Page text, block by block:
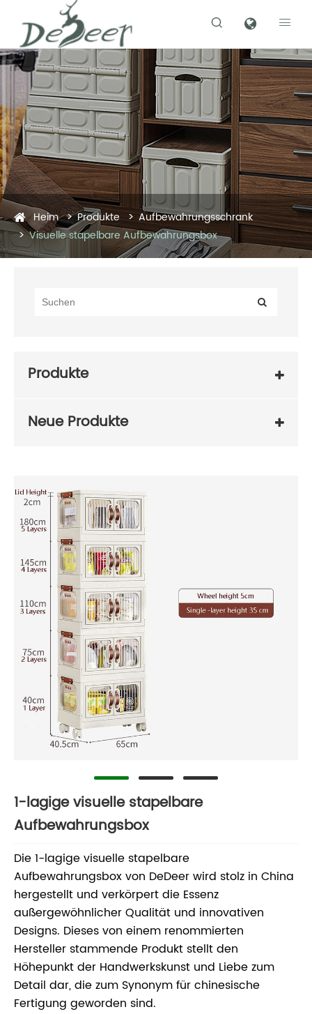
 
Heim Produkte
Aufbewahrungsschrank
Visuelle stapelbare Aufbewahrungsbox
Produkte
Neue Produkte
1-lagige visuelle stapelbare
Aufbewahrungsbox
Die 1-lagige visuelle stapelbare
Aufbewahrungsbox von DeDeer wird stolz in China
hergestellt und verkörpert die Essenz
außergewöhnlicher Qualität und innovativen
Designs. Dieses von einem renommierten
Hersteller stammende Produkt stellt den
Höhepunkt der Handwerkskunst und Liebe zum
Detail dar, die zum Synonym für chinesische
Fertigung geworden sind.